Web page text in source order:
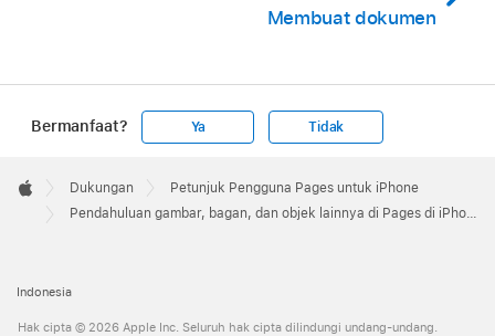
Membuat dokumen
Bermanfaat? Ya Tidak
Footer

Apple
Dukungan
Petunjuk Pengguna Pages untuk iPhone
Pendahuluan gambar, bagan, dan objek lainnya di Pages di iPhone
Indonesia
Hak cipta © 2026 Apple Inc. Seluruh hak cipta dilindungi undang-undang.